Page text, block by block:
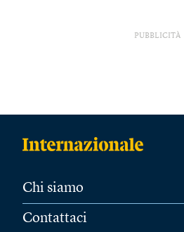
PUBBLICITÀ
Chi siamo
Contattaci